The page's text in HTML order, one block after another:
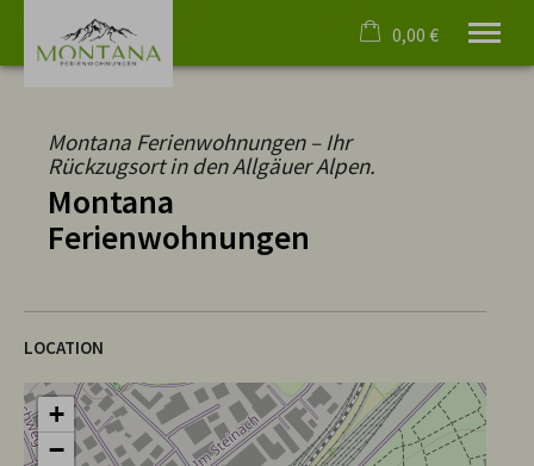
Welcome
Apartments
Virtual tours
Events
Oberstdorf
Service
phone+49 8322 4055
0,00 €
Montana Ferienwohnungen – Ihr
Rückzugsort in den Allgäuer Alpen.
Montana
Ferienwohnungen
LOCATION
+
−